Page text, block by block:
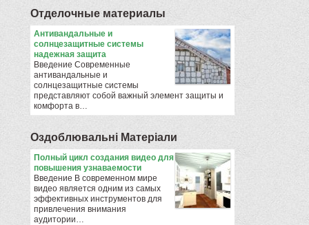
Отделочные материалы
Антивандальные и
солнцезащитные системы
надежная защита
Введение Современные
антивандальные и
солнцезащитные системы
представляют собой важный элемент защиты и
комфорта в…
Оздоблювальнi Матерiали
Полный цикл создания видео для
повышения узнаваемости
Введение В современном мире
видео является одним из самых
эффективных инструментов для
привлечения внимания
аудитории…